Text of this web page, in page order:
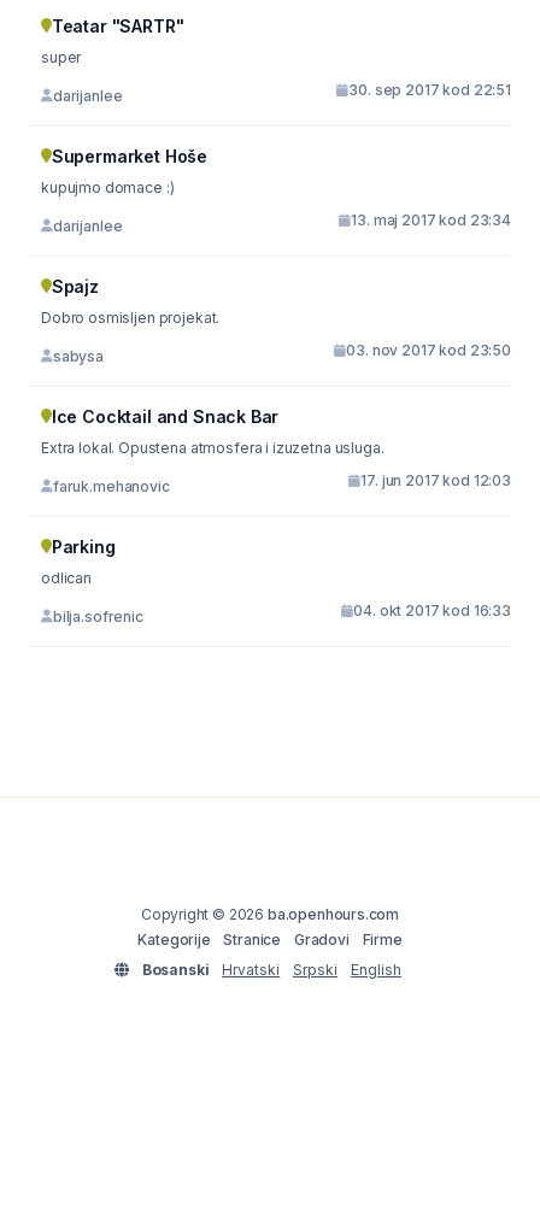
Teatar "SARTR"
super
darijanlee 30. sep 2017 kod 22:51
Supermarket Hoše
kupujmo domace :)
darijanlee 13. maj 2017 kod 23:34
Spajz
Dobro osmisljen projekat.
sabysa 03. nov 2017 kod 23:50
Ice Cocktail and Snack Bar
Extra lokal. Opustena atmosfera i izuzetna usluga.
faruk.mehanovic 17. jun 2017 kod 12:03
Parking
odlican
bilja.sofrenic 04. okt 2017 kod 16:33
Copyright © 2026 ba.openhours.com
Kategorije
Stranice Gradovi
Firme
Bosanski
Hrvatski Srpski English